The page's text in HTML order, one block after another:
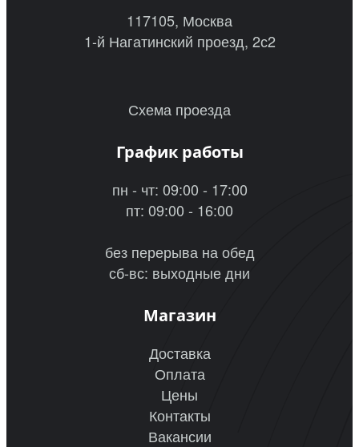
117105, Москва
1-й Нагатинский проезд, 2с2
Схема проезда
График работы
пн - чт: 09:00 - 17:00
пт: 09:00 - 16:00
без перерыва на обед
сб-вс: выходные дни
Магазин
Доставка
Оплата
Цены
Контакты
Вакансии